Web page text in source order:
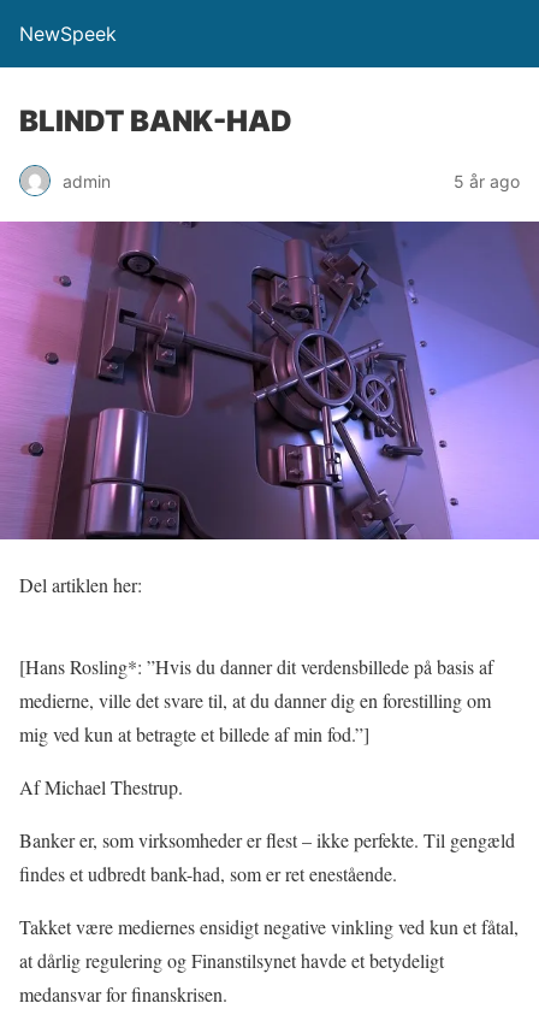
NewSpeek
BLINDT BANK-HAD
admin 5 år ago
Del artiklen her:
[Hans Rosling*: ”Hvis du danner dit verdensbillede på basis af
medierne, ville det svare til, at du danner dig en forestilling om
mig ved kun at betragte et billede af min fod.”]
Af Michael Thestrup.
Banker er, som virksomheder er flest – ikke perfekte. Til gengæld
findes et udbredt bank-had, som er ret enestående.
Takket være mediernes ensidigt negative vinkling ved kun et fåtal,
at dårlig regulering og Finanstilsynet havde et betydeligt
medansvar for finanskrisen.